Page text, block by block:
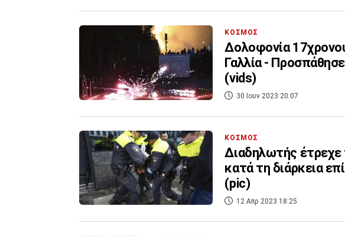
ΚΟΣΜΟΣ
Δολοφονία
Γαλλία -
(vids)
30 Ιουν 2023 20:07
ΚΟΣΜΟΣ
Διαδηλωτής
κατά τη διάρκεια
(pic)
12 Απρ 2023 18:25